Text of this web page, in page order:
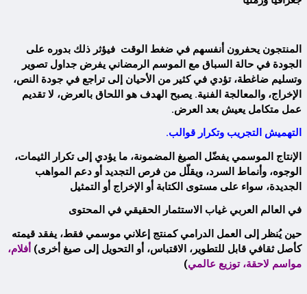
المنتجون يحفرون أنفسهم في ضغط الوقت فيؤثر ذلك بدوره على
الجودة في حالة السباق مع الموسم الرمضاني يفرض جداول تصوير
وتسليم ضاغطة، تؤدي في كثير من الأحيان إلى تراجع في جودة النص،
الإخراج، والمعالجة الفنية. يصبح الهدف هو اللحاق بالعرض، لا تقديم
عمل متكامل يعيش بعد العرض.
التهميش التجريب وتكرار قوالب.
الإنتاج الموسمي يفضّل الصيغ المضمونة، ما يؤدي إلى تكرار الثيمات،
الوجوه، وأنماط السرد، ويقلّل من فرص التجديد أو دعم المواهب
الجديدة، سواء على مستوى الكتابة أو الإخراج أو التمثيل
في العالم العربي غياب الاستثمار الحقيقي في المحتوى
حين يُنظر إلى العمل الدرامي كمنتج إعلاني موسمي فقط، يفقد قيمته
كأصل ثقافي قابل للتطوير، الاقتباس، أو التحويل إلى صيغ أخرى) أفلام،
مواسم لاحقة، توزيع عالمي)